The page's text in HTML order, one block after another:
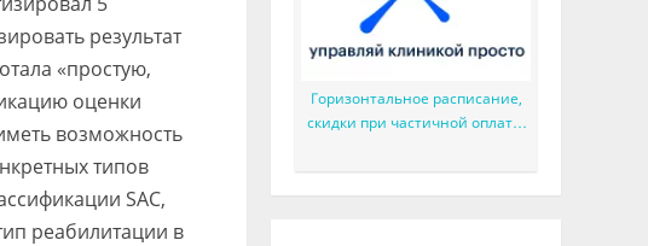
результат
«простую,
оценки
возможность
типов
SAC,
реабилитации в
Горизонтальное расписание,
скидки при частичной оплате,
многое другое